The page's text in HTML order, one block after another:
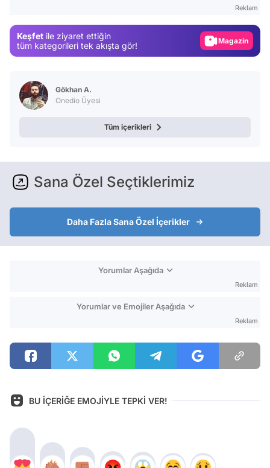
Reklam
Keşfet ile ziyaret ettiğin
tüm kategorileri tek akışta gör!
Video
Gökhan A.
Onedio Üyesi
Tüm içerikleri
Sana Özel Seçtiklerimiz
Daha Fazla Sana Özel İçerikler
Yorumlar Aşağıda
Reklam
Yorumlar ve Emojiler Aşağıda
Reklam
BU İÇERİĞE EMOJİYLE TEPKİ VER!